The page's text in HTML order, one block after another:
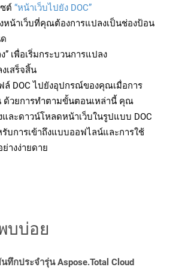
ต์ “หน้าเว็บไปยัง DOC”
หน้าเว็บที่คุณต้องการแปลงเป็นช่องป้อน
” เพื่อเริ่มกระบวนการแปลง
เสร็จสิ้น
ล์ DOC ไปยังอุปกรณ์ของคุณเมื่อการ
ด้วยการทำตามขั้นตอนเหล่านี้ คุณ
ละดาวน์โหลดหน้าเว็บในรูปแบบ DOC
บการเข้าถึงแบบออฟไลน์และการใช้
างง่ายดาย
บบ่อย
ทึกประจำรุ่น Aspose.Total Cloud